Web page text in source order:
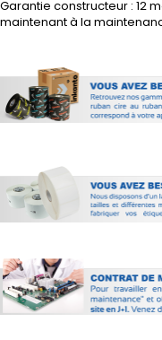
Garantie constructeur : 12
maintenant à la